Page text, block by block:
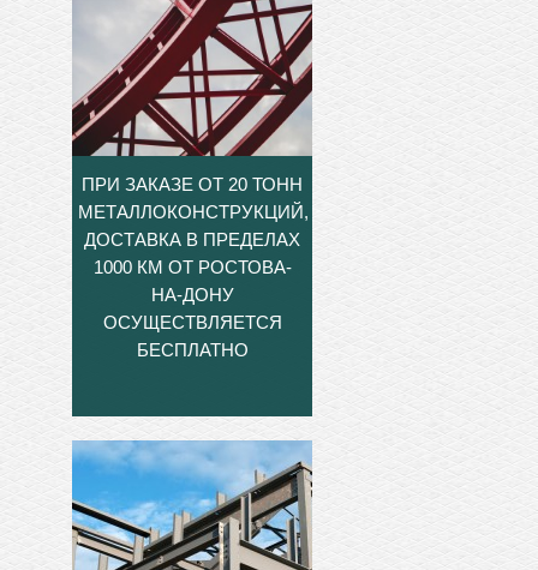
ПРИ ЗАКАЗЕ ОТ 20 ТОНН
МЕТАЛЛОКОНСТРУКЦИЙ,
ДОСТАВКА В ПРЕДЕЛАХ
1000 КМ ОТ РОСТОВА-
НА-ДОНУ
ОСУЩЕСТВЛЯЕТСЯ
БЕСПЛАТНО